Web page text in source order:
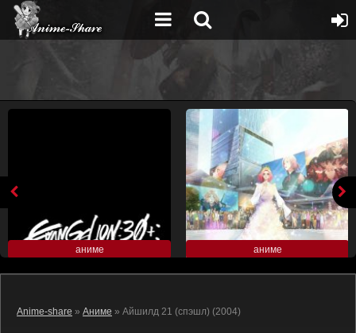
аниме аниме
Anime-share » Аниме » Айшилд 21 (спэшл) (2004)